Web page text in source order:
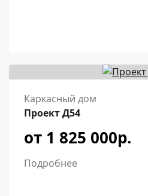
Каркасный дом
Проект Д54
от 1 825 000р.
Подробнее